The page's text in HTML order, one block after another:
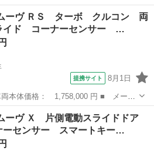
ーヴコンテ ■ グレード名： Ｘス
ス ■ 排気量： 660cc ■ ドア枚
ーヴ ＲＳ ターボ クルコン 両
イド コーナーセンサー …
提携サイト 8月1日
ムーヴ ■ グレード名： ＲＳ タ
ド コーナーセンサー 走行無制限
ーヴ Ｘ 片側電動スライドドア
ーセンサー スマートキー…